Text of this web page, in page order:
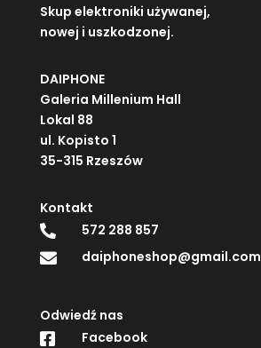
Skup elektroniki używanej,
nowej i uszkodzonej.
DAIPHONE
Galeria Millenium Hall
Lokal 88
ul. Kopisto 1
35-315 Rzeszów
Kontakt
 572 288 857
 daiphoneshop@gmail.com
Odwiedź nas
 Facebook